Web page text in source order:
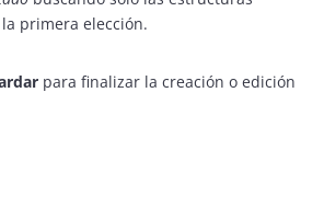
primera elección.
para finalizar la creación o edición